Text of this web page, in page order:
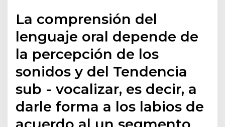
La comprensión del
lenguaje oral depende de
la percepción de los
sonidos y del Tendencia
sub - vocalizar, es decir, a
darle forma a los labios de